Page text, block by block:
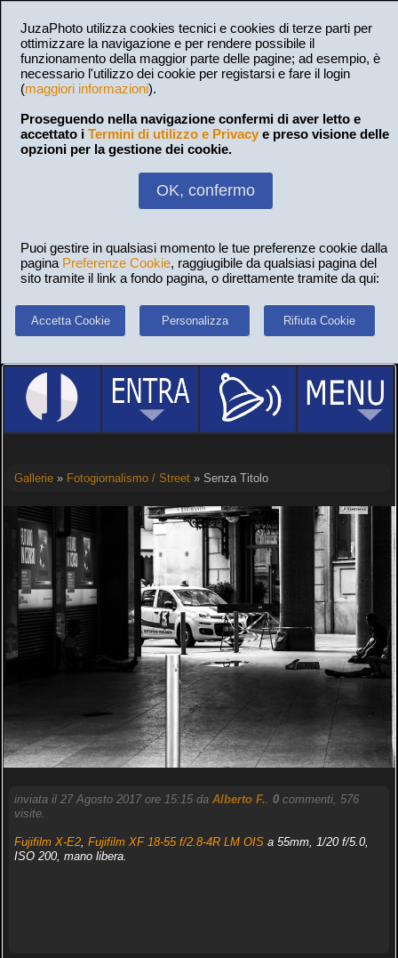
JuzaPhoto utilizza cookies tecnici e cookies di terze parti per
ottimizzare la navigazione e per rendere possibile il
funzionamento della maggior parte delle pagine; ad esempio, è
necessario l'utilizzo dei cookie per registarsi e fare il login
(maggiori informazioni).
Proseguendo nella navigazione confermi di aver letto e
accettato i Termini di utilizzo e Privacy e preso visione delle
opzioni per la gestione dei cookie.
OK, confermo
Puoi gestire in qualsiasi momento le tue preferenze cookie dalla
pagina Preferenze Cookie, raggiugibile da qualsiasi pagina del
sito tramite il link a fondo pagina, o direttamente tramite da qui:
Accetta Cookie Personalizza Rifiuta Cookie
Gallerie» Fotogiornalismo / Street» Senza Titolo
inviata il 27 Agosto 2017 ore 15:15 da Alberto F.. 0commenti, 576
visite.
Fujifilm X-E2, Fujifilm XF 18-55 f/2.8-4R LM OISa 55mm, 1/20 f/5.0,
ISO 200, mano libera.